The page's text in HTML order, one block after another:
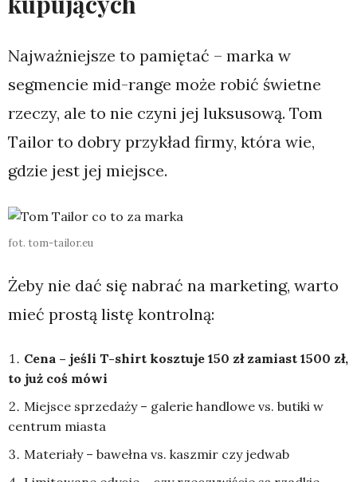
Najważniejsze to pamiętać – marka w
segmencie mid-range może robić świetne
rzeczy, ale to nie czyni jej luksusową. Tom
Tailor to dobry przykład firmy, która wie,
gdzie jest jej miejsce.
fot. tom-tailor.eu
Żeby nie dać się nabrać na marketing, warto
mieć prostą listę kontrolną:
Cena – jeśli T-shirt kosztuje 150 zł zamiast 1500 zł,
to już coś mówi
Miejsce sprzedaży – galerie handlowe vs. butiki w
centrum miasta
Materiały – bawełna vs. kaszmir czy jedwab